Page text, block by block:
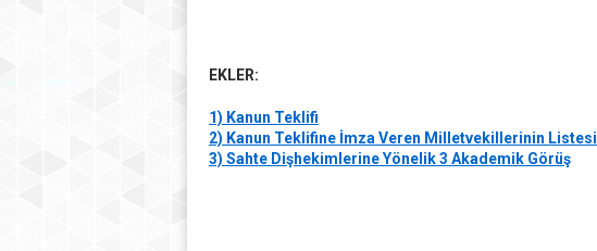
EKLER:
1) Kanun Teklifi
2) Kanun Teklifine İmza Veren Milletvekillerinin Listesi
3) Sahte Dişhekimlerine Yönelik 3 Akademik Görüş